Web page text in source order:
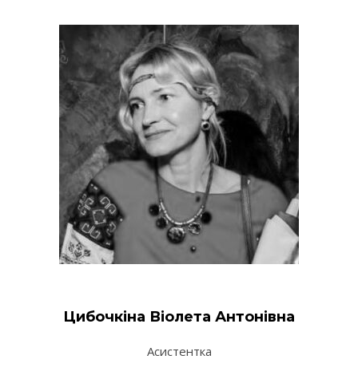
Цибочкіна Віолета Антонівна
Асистентка